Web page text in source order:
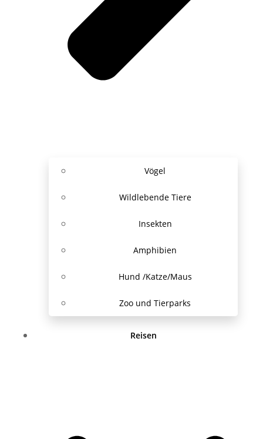
Vögel
Wildlebende Tiere
Insekten
Amphibien
Hund /Katze/Maus
Zoo und Tierparks
Reisen